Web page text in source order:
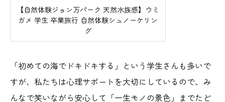
【自然体験ジョン万パーク 天然水族感】ウミ
ガメ 学生 卒業旅行 自然体験シュノーケリン
グ
「初めての海でドキドキする」という学生さんも多いで
すが、私たちは心理サポートを大切にしているので、み
んなで笑いながら安心して「一生モノの景色」までたど